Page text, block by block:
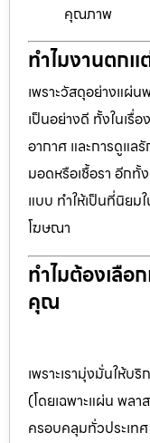
คุณภาพ
ทำไมงานตก
เพราะวัสดุอย่างแผ่
เป็นอย่างดี ทั้งในเรื่
อากาศ และการดูแล
มอดหรือเชื้อรา อีกทั้
แบบ ทำให้เป็นที่นิยม
โฆษณา
ทำไมต้องเลือ
คุณ
เพราะเรามุ่งมั่นให้
(โดยเฉพาะแผ่น พล
ครอบคลุมทั่วประเท